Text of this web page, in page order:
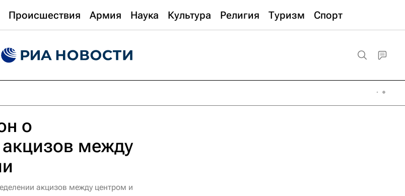
Происшествия Армия Наука Культура Религия Туризм Спорт
о
между
акцизов между центром и